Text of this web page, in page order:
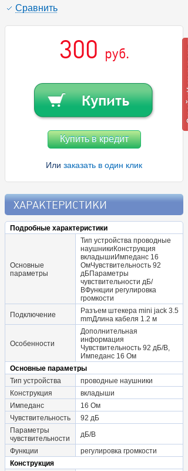
Cравнить
300 руб.
Купить в кредит
Или заказать в один клик
ХАРАКТЕРИСТИКИ
Подробные характеристики
Основные
параметры
Тип устройства проводные
наушникиКонструкция
вкладышиИмпеданс 16
ОмЧувствительность 92
дБПараметры
чувствительности дБ/
ВФункции регулировка
громкости
Подключение
Разъем штекера mini jack 3.5
mmДлина кабеля 1.2 м
Особенности
Дополнительная
информация
Чувствительность 92 дБ/В,
Импеданс 16 Ом
Основные параметры
Тип устройства
проводные наушники
Конструкция
вкладыши
Импеданс
16 Ом
Чувствительность
92 дБ
Параметры
чувствительности
дБ/В
Функции
регулировка громкости
Конструкция